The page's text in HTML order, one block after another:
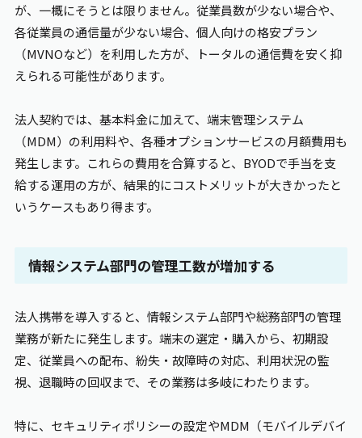
が、一概にそうとは限りません。従業員数が少ない場合や、
各従業員の通信量が少ない場合、個人向けの格安プラン
（MVNOなど）を利用した方が、トータルの通信費を安く抑
えられる可能性があります。
法人契約では、基本料金に加えて、端末管理システム
（MDM）の利用料や、各種オプションサービスの月額費用も
発生します。これらの費用を合算すると、BYODで手当を支
給する運用の方が、結果的にコストメリットが大きかったと
いうケースもあり得ます。
情報システム部門の管理工数が増加する
法人携帯を導入すると、情報システム部門や総務部門の管理
業務が新たに発生します。端末の選定・購入から、初期設
定、従業員への配布、紛失・故障時の対応、利用状況の監
視、退職時の回収まで、その業務は多岐にわたります。
特に、セキュリティポリシーの設定やMDM（モバイルデバイ